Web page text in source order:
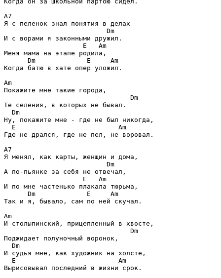
A7
Я c пеленок знал понятия в делах
Dm
И c ворами я законными дружил.
E   Am
Меня мама на этапе родила,
Dm             E     Am
Когда батю в хате опер уложил.
Am
Покажите мне такие города,
Dm
Те селения, в которых не бывал.
Dm
Ну, покажите мне - где не был никогда,
E                          Am
Где не дрался, где не пел, не воровал.
A7
Я менял, как карты, женщин и дома,
Dm
А по-пьянке за себя не отвечал,
E   Am
И по мне частенько плакала тюрьма,
Dm             E     Am
Так и я, бывало, сам по ней скучал.
Am
И столыпинский, прицепленный в хвосте,
Dm
Поджидает полуночный воронок,
Dm
И судья мне, как художник на холсте,
E                          Am
Вырисовывал последний в жизни срок.